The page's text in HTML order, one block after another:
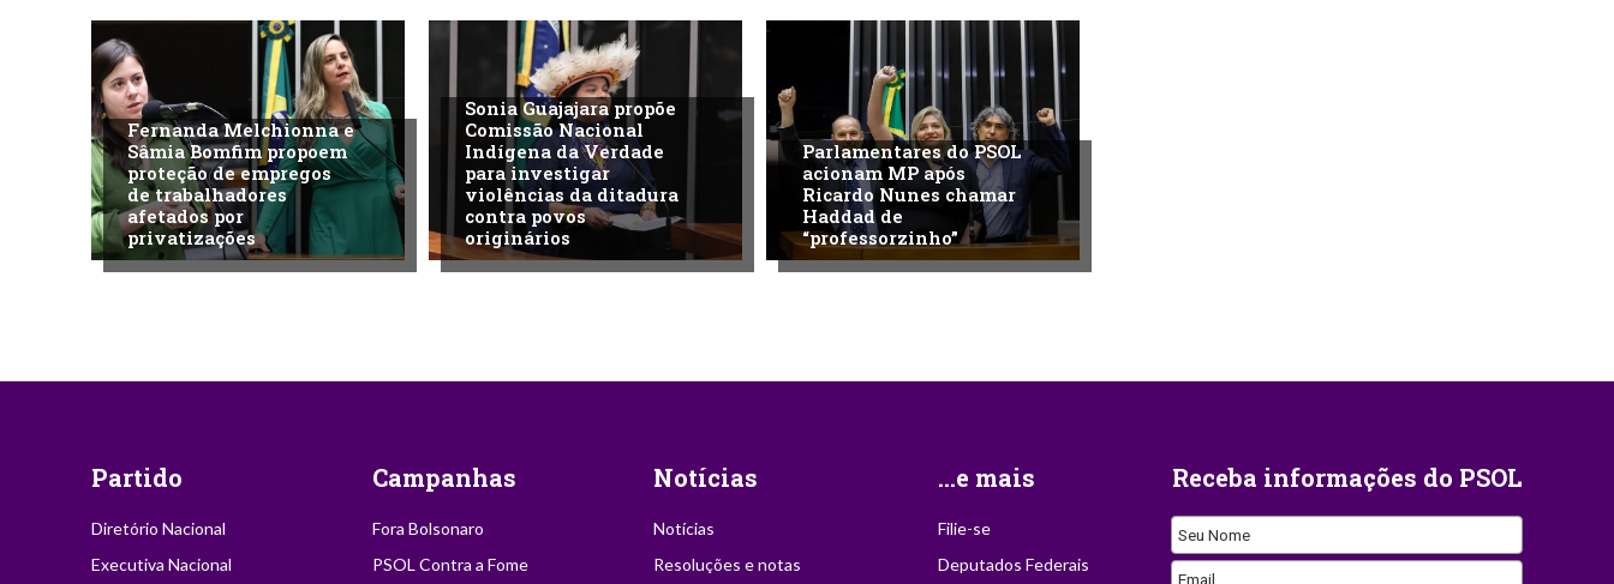
Fernanda Melchionna e
Sâmia Bomfim propoem
proteção de empregos
de trabalhadores
afetados por
privatizações
Sonia Guajajara propõe
Comissão Nacional
Indígena da Verdade
para investigar
violências da ditadura
contra povos
originários
Parlamentares do PSOL
acionam MP após
Ricardo Nunes chamar
Haddad de
“professorzinho”
Partido
Diretório Nacional
Executiva Nacional
Campanhas
Fora Bolsonaro
PSOL Contra a Fome
Notícias
Notícias
Resoluções e notas
...e mais
Filie-se
Deputados Federais
Receba informações do PSOL
Seu Nome
Company
Email